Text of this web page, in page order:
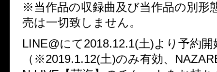
※当作品の収録曲及び当作品の別形
売は一切致しません。
LINE@にて2018.12.1(土)より予約開
（※2019.1.12(土)のみ有効、